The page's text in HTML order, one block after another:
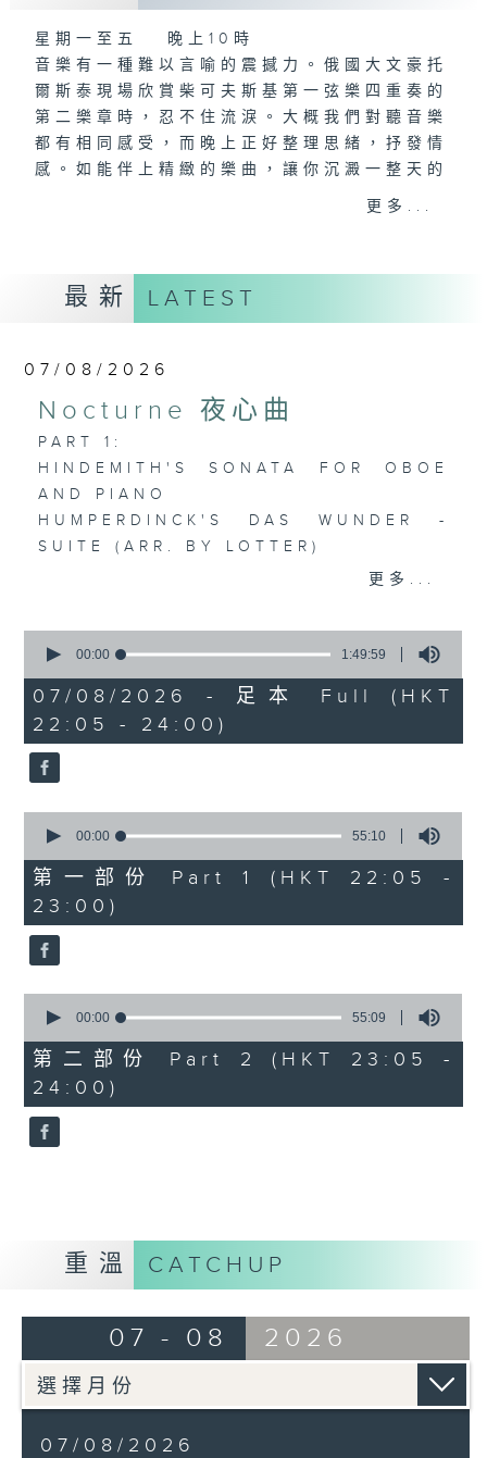
星期一至五 晚上10時
音樂有一種難以言喻的震撼力。俄國大文豪托
爾斯泰現場欣賞柴可夫斯基第一弦樂四重奏的
第二樂章時，忍不住流淚。大概我們對聽音樂
都有相同感受，而晚上正好整理思緒，抒發情
感。如能伴上精緻的樂曲，讓你沉澱一整天的
心曲」，在曼妙的美樂之中重新得力。
更多...
最新 LATEST
07/08/2026
Nocturne 夜心曲
PART 1:
HINDEMITH'S SONATA FOR OBOE
AND PIANO
HUMPERDINCK'S DAS WUNDER -
SUITE (ARR. BY LOTTER)
FALLA'S SUITE POPULAIRE
PART 2:
COLERIDGE-TAYLOR'S GIPSY SUITE
FOR VIOLIN AND PIANO, OP.20
(ARR. BY ARTOK)
MOZART'S CONCERTO FOR VIOLIN
TAILLEFERRE'S DANS LE STYLE
LOUIS XV - SUITE FOR
HARPSICHORD
更多...
seconds
1
hour,
49
minutes,
59
seconds
00:00 1:49:59
07/08/2026 - 足本 Full (HKT
22:05 - 24:00)
seconds
55
minutes,
10
seconds
00:00 55:10
第一部份 Part 1 (HKT 22:05 -
23:00)
seconds
55
minutes,
9
seconds
00:00 55:09
第二部份 Part 2 (HKT 23:05 -
24:00)
重溫 CATCHUP
07 - 08 2026
07/08/2026